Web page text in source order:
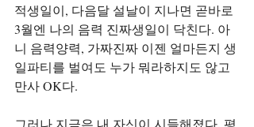
적생일이, 다음달 설날이 지나면 곧바로
3월엔 나의 음력 진짜생일이 닥친다. 아
니 음력양력, 가짜진짜 이젠 얼마든지 생
일파티를 벌여도 누가 뭐라하지도 않고
만사 OK다.
그러나 지금은 내 자신이 시들해졌다. 평